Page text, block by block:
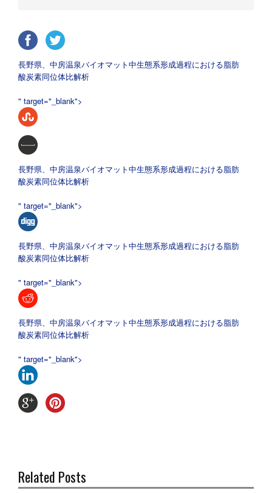
長野県、中房温泉バイオマット中生態系形成過程における脂肪
酸炭素同位体比解析
" target="_blank">
長野県、中房温泉バイオマット中生態系形成過程における脂肪
酸炭素同位体比解析
" target="_blank">
長野県、中房温泉バイオマット中生態系形成過程における脂肪
酸炭素同位体比解析
" target="_blank">
長野県、中房温泉バイオマット中生態系形成過程における脂肪
酸炭素同位体比解析
" target="_blank">
Related Posts